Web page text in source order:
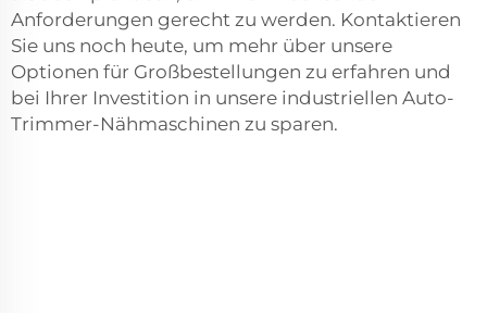
Anforderungen gerecht zu werden. Kontaktieren
Sie uns noch heute, um mehr über unsere
Optionen für Großbestellungen zu erfahren und
bei Ihrer Investition in unsere industriellen Auto-
Trimmer-Nähmaschinen zu sparen.